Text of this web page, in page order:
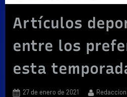
Artículos
entre los
esta
Posted
27 de enero de 2021 By
Redaccion